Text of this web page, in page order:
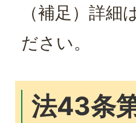
（補足）詳
ださい。
法43条